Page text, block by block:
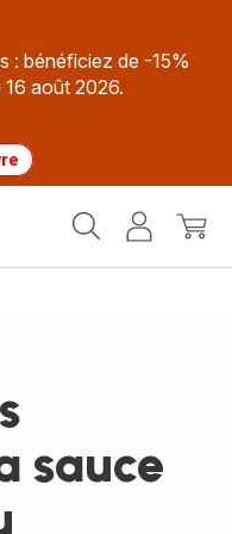
: bénéficiez de -15%
août 2026.
MonMon
sauce